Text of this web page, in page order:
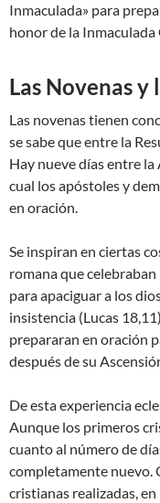
Inmaculada» para
honor de la
Las Novenas y
Las novenas tienen
se sabe que entre la
Hay nueve días entre
cual los apóstoles y
en oración.
Se inspiran en ciertas
romana que
para apaciguar a los
insistencia (Lucas
prepararan en oración
después de su
De esta experiencia
Aunque los primeros
cuanto al número de
completamente nuevo.
cristianas realizadas,